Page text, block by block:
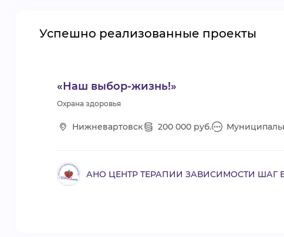
Успешно реализованные проекты
«Наш выбор-жизнь!»
Охрана здоровья
Нижневартовск 200 000 руб.
АНО ЦЕНТР ТЕРАПИИ ЗАВИСИМОСТИ ШАГ